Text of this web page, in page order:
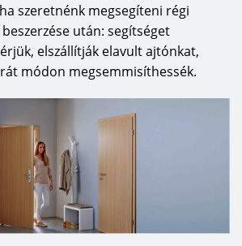
szeretnénk megsegíteni régi
után: segítséget
elszállítják elavult ajtónkat,
módon megsemmisíthessék.